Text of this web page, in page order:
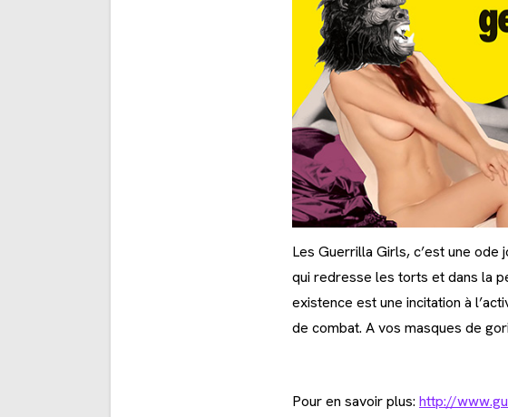
Les Guerrilla Girls, c’est une
qui redresse les torts et dans la
existence est une incitation à
de combat. A vos masques de
Pour en savoir plus: http://